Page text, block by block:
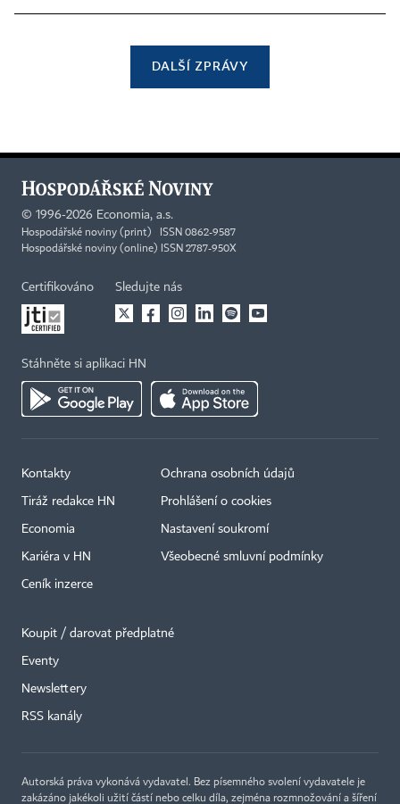
DALŠÍ ZPRÁVY
© 1996-2026 Economia, a.s.
Hospodářské noviny (print) ISSN 0862-9587
Hospodářské noviny (online) ISSN 2787-950X
Certifikováno Sledujte nás
Stáhněte si aplikaci HN
Kontakty
Tiráž redakce HN
Economia
Kariéra v HN
Ceník inzerce
Ochrana osobních údajů
Prohlášení o cookies
Nastavení soukromí
Všeobecné smluvní podmínky
Koupit / darovat předplatné
Eventy
Newslettery
RSS kanály
Autorská práva vykonává vydavatel. Bez písemného svolení vydavatele je
zakázáno jakékoli užití částí nebo celku díla, zejména rozmnožování a šíření